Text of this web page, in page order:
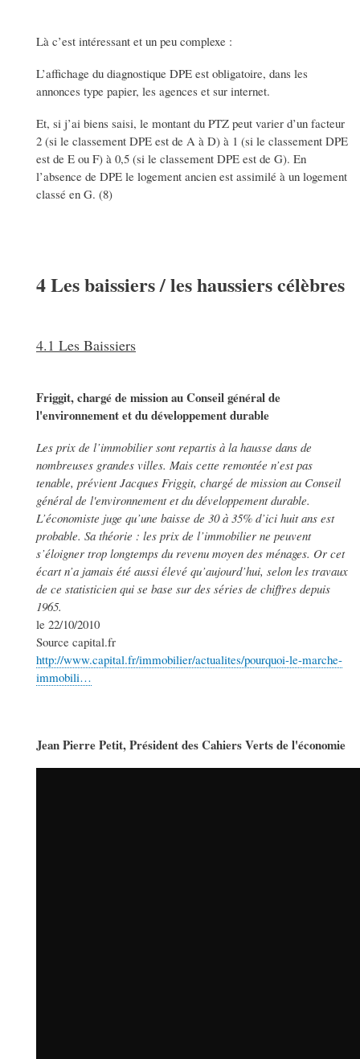
Là c’est intéressant et un peu complexe :
L’affichage du diagnostique DPE est obligatoire, dans les
annonces type papier, les agences et sur internet.
Et, si j’ai biens saisi, le montant du PTZ peut varier d’un facteur
2 (si le classement DPE est de A à D) à 1 (si le classement DPE
est de E ou F) à 0,5 (si le classement DPE est de G). En
l’absence de DPE le logement ancien est assimilé à un logement
classé en G. (8)
4 Les baissiers / les haussiers célèbres
4.1 Les Baissiers
Friggit, chargé de mission au Conseil général de
l'environnement et du développement durable
Les prix de l’immobilier sont repartis à la hausse dans de
nombreuses grandes villes. Mais cette remontée n’est pas
tenable, prévient Jacques Friggit, chargé de mission au Conseil
général de l'environnement et du développement durable.
L’économiste juge qu’une baisse de 30 à 35% d’ici huit ans est
probable. Sa théorie : les prix de l’immobilier ne peuvent
s’éloigner trop longtemps du revenu moyen des ménages. Or cet
écart n’a jamais été aussi élevé qu’aujourd’hui, selon les travaux
de ce statisticien qui se base sur des séries de chiffres depuis
1965.
le 22/10/2010
Source capital.fr
http://www.capital.fr/immobilier/actualites/pourquoi-le-marche-
immobili…
Jean Pierre Petit, Président des Cahiers Verts de l'économie